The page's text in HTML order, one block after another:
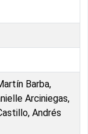
Barba,
Arciniegas,
Andrés